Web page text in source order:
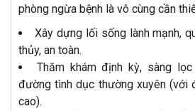
phòng ngừa bệnh là vô cùng cần
Xây dựng lối sống lành mạnh,
thủy, an toàn.
Thăm khám định kỳ, sàng
đường tình dục thường xuyên (với
cao).